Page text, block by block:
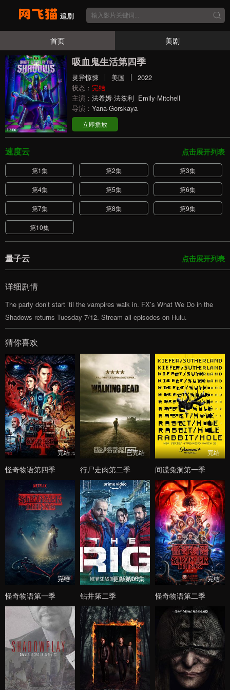
首页 美剧
吸血鬼生活第四季
灵异惊悚 美国
2022
状态： 完结
主演： 法希姆·法兹利 Emily·Mitchell
导演： Yana·Gorskaya
立即播放
点击展开列表
速度云
第1集 第2集 第3集
第4集 第5集 第6集
第7集 第8集 第9集
第10集
点击展开列表
量子云
详细剧情
The party don’t start ’til the vampires walk in. FX’s What We Do in the
Shadows returns Tuesday 7/12. Stream all episodes on Hulu.
猜你喜欢
完结
怪奇物语第四季
已完结
行尸走肉第二季
完结
间谍兔洞第一季
完结
怪奇物语第一季
更新第06集
钻井第二季
完结
怪奇物语第二季